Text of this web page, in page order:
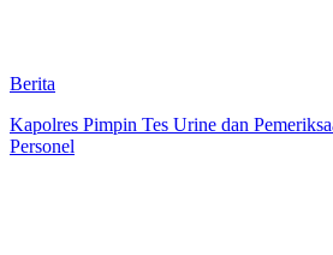
Berita
Kapolres Pimpin Tes Urine dan
Personel